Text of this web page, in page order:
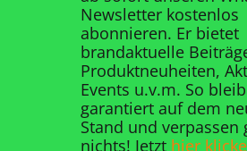
Newsletter kostenlos
abonnieren. Er bietet
brandaktuelle
Produktneuheiten,
Events u.v.m. So
garantiert auf dem
Stand und verpassen
nichts! Jetzt hier